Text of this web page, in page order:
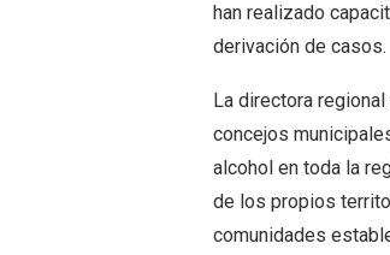
han realizado
derivación de casos.
La directora
concejos
alcohol en toda la
de los propios
comunidades